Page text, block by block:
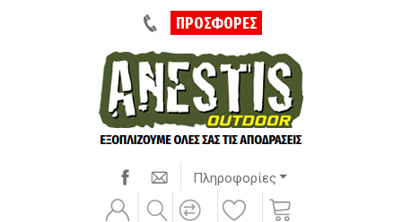
ΠΡΟΣΦΟΡΕΣ
Πληροφορίες